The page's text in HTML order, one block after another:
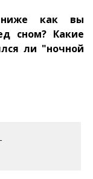
ниже как вы
сном? Какие
ли "ночной